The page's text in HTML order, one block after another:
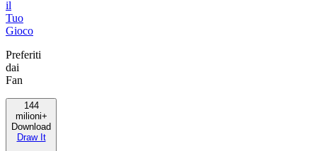
il
Tuo
Gioco
Preferiti
dai
Fan
144
milioni+
Download
Draw It